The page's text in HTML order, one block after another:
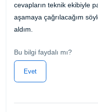
cevapların teknik ekibiyle
aşamaya çağrılacağım
aldım.
Bu bilgi faydalı mı?
Evet